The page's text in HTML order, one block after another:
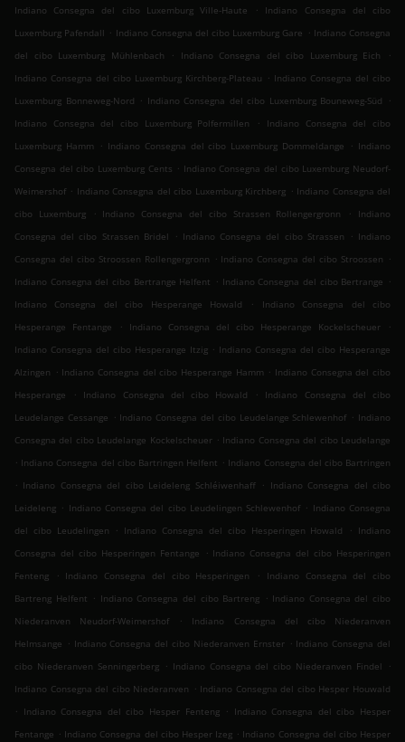
Indiano Consegna del cibo Luxemburg Ville-Haute
.
Indiano Consegna del cibo
Luxemburg Pafendall . Indiano Consegna del cibo Luxemburg Gare . Indiano Consegna
del cibo Luxemburg Mühlenbach
. Indiano Consegna del cibo Luxemburg Eich
.
Indiano Consegna del cibo Luxemburg Kirchberg-Plateau . Indiano Consegna del cibo
Luxemburg Bonneweg-Nord . Indiano Consegna del cibo Luxemburg Bouneweg-Süd
.
Indiano Consegna del cibo Luxemburg Polfermillen
.
Indiano Consegna del cibo
Luxemburg Hamm
. Indiano Consegna del cibo Luxemburg Dommeldange . Indiano
Consegna del cibo Luxemburg Cents . Indiano Consegna del cibo Luxemburg Neudorf-
Weimershof . Indiano Consegna del cibo Luxemburg Kirchberg . Indiano Consegna del
cibo Luxemburg
. Indiano Consegna del cibo Strassen Rollengergronn .
Indiano
Consegna del cibo Strassen Bridel
. Indiano Consegna del cibo Strassen . Indiano
Consegna del cibo Stroossen Rollengergronn . Indiano Consegna del cibo Stroossen .
Indiano Consegna del cibo Bertrange Helfent . Indiano Consegna del cibo Bertrange .
Indiano Consegna del cibo Hesperange Howald
.
Indiano Consegna del cibo
Hesperange Fentange
. Indiano Consegna del cibo Hesperange Kockelscheuer
.
Indiano Consegna del cibo Hesperange Itzig . Indiano Consegna del cibo Hesperange
Alzingen . Indiano Consegna del cibo Hesperange Hamm . Indiano Consegna del cibo
Hesperange
. Indiano Consegna del cibo Howald .
Indiano Consegna del cibo
Leudelange Cessange . Indiano Consegna del cibo Leudelange Schlewenhof . Indiano
Consegna del cibo Leudelange Kockelscheuer . Indiano Consegna del cibo Leudelange
. Indiano Consegna del cibo Bartringen Helfent . Indiano Consegna del cibo Bartringen
. Indiano Consegna del cibo Leideleng Schléiwenhaff . Indiano Consegna del cibo
Leideleng . Indiano Consegna del cibo Leudelingen Schlewenhof . Indiano Consegna
del cibo Leudelingen
. Indiano Consegna del cibo Hesperingen Howald . Indiano
Consegna del cibo Hesperingen Fentange
. Indiano Consegna del cibo Hesperingen
Fenteng
. Indiano Consegna del cibo Hesperingen .
Indiano Consegna del cibo
Bartreng Helfent . Indiano Consegna del cibo Bartreng . Indiano Consegna del cibo
Niederanven Neudorf-Weimershof
.
Indiano Consegna del cibo Niederanven
Helmsange . Indiano Consegna del cibo Niederanven Ernster . Indiano Consegna del
cibo Niederanven Senningerberg . Indiano Consegna del cibo Niederanven Findel
.
Indiano Consegna del cibo Niederanven . Indiano Consegna del cibo Hesper Houwald
. Indiano Consegna del cibo Hesper Fenteng . Indiano Consegna del cibo Hesper
Fentange . Indiano Consegna del cibo Hesper Izeg . Indiano Consegna del cibo Hesper